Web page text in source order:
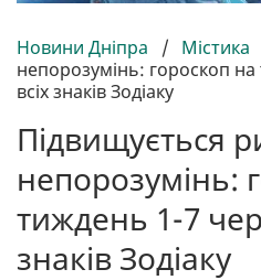
Новини Дніпра / Містика
непорозумінь: гороскоп
всіх знаків Зодіаку
Підвищується
непорозумінь:
тиждень 1-7
знаків Зодіаку